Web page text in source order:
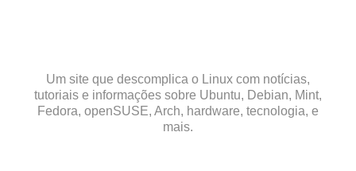
Um site que descomplica o Linux com notícias,
tutoriais e informações sobre Ubuntu, Debian, Mint,
Fedora, openSUSE, Arch, hardware, tecnologia, e
mais.